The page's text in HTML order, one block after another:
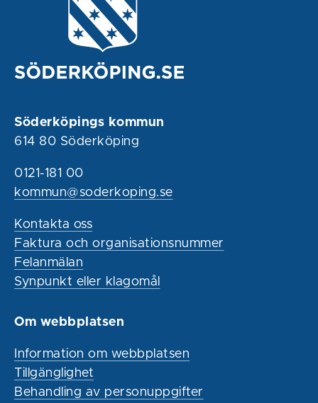
Söderköpings kommun
614 80 Söderköping
0121-181 00
kommun@soderkoping.se
Kontakta oss
Faktura och organisationsnummer
Felanmälan
Synpunkt eller klagomål
Om webbplatsen
Information om webbplatsen
Tillgänglighet
Behandling av personuppgifter